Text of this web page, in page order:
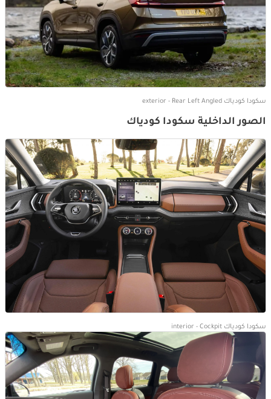
سكودا كودياك exterior - Rear Left Angled
الصور الداخلية سكودا كودياك
سكودا كودياك interior - Cockpit